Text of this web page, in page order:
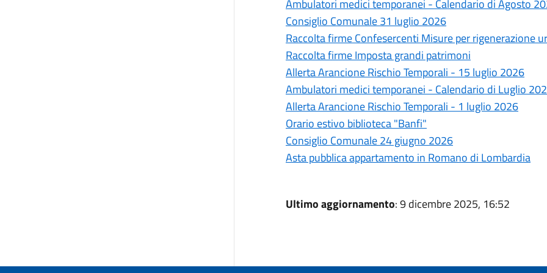
Ambulatori medici temporanei - Calendario di Agosto
Consiglio Comunale 31 luglio 2026
Raccolta firme Confesercenti Misure per rigenerazione
Raccolta firme Imposta grandi patrimoni
Allerta Arancione Rischio Temporali - 15 luglio 2026
Ambulatori medici temporanei - Calendario di Luglio
Allerta Arancione Rischio Temporali - 1 luglio 2026
Orario estivo biblioteca "Banfi"
Consiglio Comunale 24 giugno 2026
Asta pubblica appartamento in Romano di Lombardia
Ultimo aggiornamento: 9 dicembre 2025, 16:52